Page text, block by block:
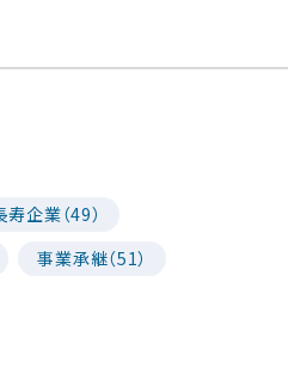
寿企業（49）
事業承継（51）